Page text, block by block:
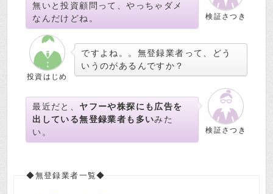
検証さつき
無いと投資顧問って、やっちゃダメ
なんだけどね。
投資はじめ
ですよね。。無登録業者って、どう
いうのがあるんですか？
検証さつき
最近だと、 ヤフーや株探にも広告を
出している無登録業者も多いみた
い。
◆無登録業者一覧◆